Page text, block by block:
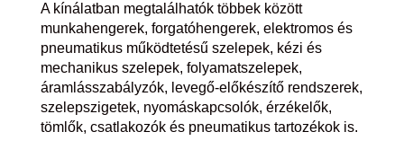
A kínálatban megtalálhatók többek között
munkahengerek, forgatóhengerek, elektromos és
pneumatikus működtetésű szelepek, kézi és
mechanikus szelepek, folyamatszelepek,
áramlásszabályzók, levegő-előkészítő rendszerek,
szelepszigetek, nyomáskapcsolók, érzékelők,
tömlők, csatlakozók és pneumatikus tartozékok is.